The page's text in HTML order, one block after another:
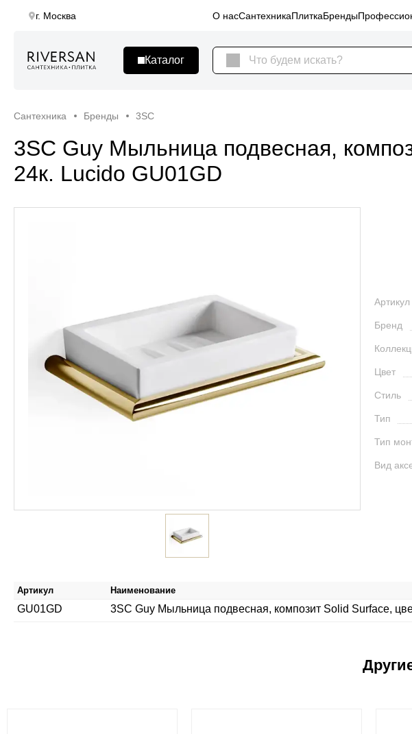
г. Москва О насСантехникаПлиткаБренды
Сантехника Бренды 3SC
3SC Guy Мыльница подвесная,
24к. Lucido GU01GD
Артикул
Бренд
Цвет
Стиль
Тип
Тип
Вид
Артикул Наименование
GU01GD 3SC Guy Мыльница подвесная, композит Solid Surface,